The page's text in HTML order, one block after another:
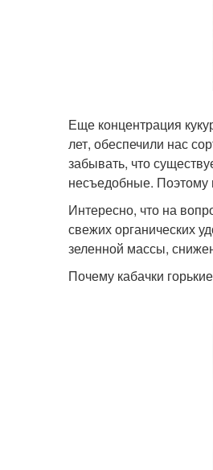
Еще концентрация
лет, обеспечили нас
забывать, что
несъедобные. Поэтому
Интересно, что на
свежих органических
зеленной массы,
Почему кабачки